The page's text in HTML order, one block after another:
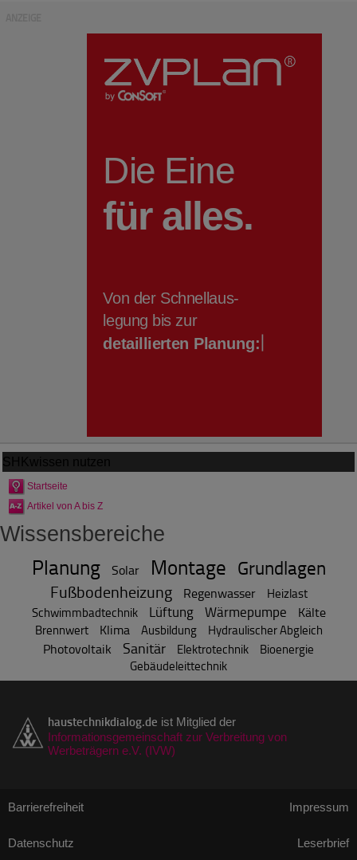
SHKwissen nutzen
Startseite
Artikel von A bis Z
Wissensbereiche
Planung Solar Montage Grundlagen
Fußbodenheizung Regenwasser
Heizlast
Schwimmbadtechnik
Lüftung Wärmepumpe Kälte
Brennwert Klima Ausbildung Hydraulischer Abgleich
Photovoltaik Sanitär Elektrotechnik
Bioenergie
Gebäudeleittechnik
haustechnikdialog.de ist Mitglied der
Informationsgemeinschaft zur Verbreitung von
Werbeträgern e.V. (IVW)
Barrierefreiheit
Datenschutz
Impressum
Leserbrief